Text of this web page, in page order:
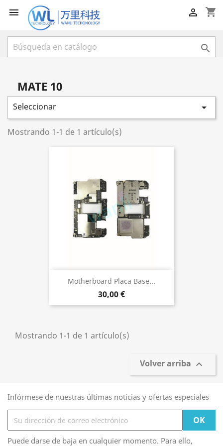
 shopping_cart


MATE 10
Seleccionar 
Mostrando 1-1 de 1 artículo(s)
Motherboard Placa Base...
30,00 €
Mostrando 1-1 de 1 artículo(s)
Volver arriba 
Infórmese de nuestras últimas noticias y ofertas especiales
Puede darse de baja en cualquier momento. Para ello,